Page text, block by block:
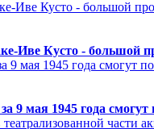
Иве Кусто - большой
9 мая 1945 года